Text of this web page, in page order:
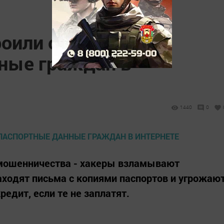
охоту на
граждан в
1440 0
- хакеры взламывают
письма с копиями паспортов и
если те не заплатят.